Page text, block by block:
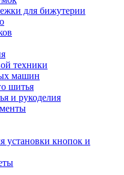
для бижутерии
техники
машин
шитья
и рукоделия
установки кнопок и